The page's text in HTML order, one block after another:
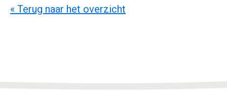
« Terug naar het overzicht